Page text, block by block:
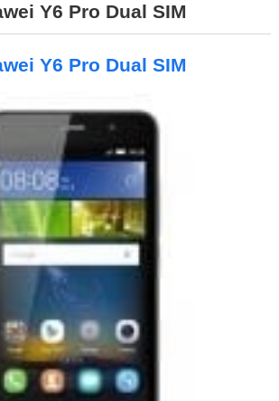
Y6 Pro Dual SIM
Y6 Pro Dual SIM